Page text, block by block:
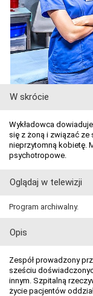
W skrócie
Wykładowca
się z żoną i związać ze
nieprzytomną kobietę.
psychotropowe.
Oglądaj w telewizji
Program archiwalny.
Opis
Zespół prowadzony
sześciu
innym. Szpitalną
życie pacjentów